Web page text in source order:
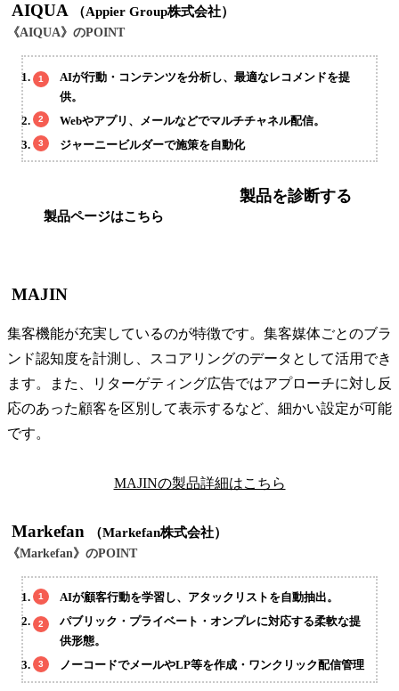
AIQUA （Appier Group株式会社）
《AIQUA》のPOINT
AIが行動・コンテンツを分析し、最適なレコメンドを提
供。
Webやアプリ、メールなどでマルチチャネル配信。
ジャーニービルダーで施策を自動化
製品ページはこちら
製品を診断する
MAJIN
集客機能が充実しているのが特徴です。集客媒体ごとのブラ
ンド認知度を計測し、スコアリングのデータとして活用でき
ます。また、リターゲティング広告ではアプローチに対し反
応のあった顧客を区別して表示するなど、細かい設定が可能
です。
MAJINの製品詳細はこちら
Markefan （Markefan株式会社）
《Markefan》のPOINT
AIが顧客行動を学習し、アタックリストを自動抽出。
パブリック・プライベート・オンプレに対応する柔軟な提
供形態。
ノーコードでメールやLP等を作成・ワンクリック配信管理